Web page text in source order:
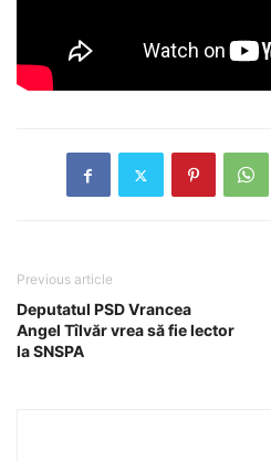
Previous article
Deputatul PSD Vrancea
Angel Tîlvăr vrea să fie lector
la SNSPA